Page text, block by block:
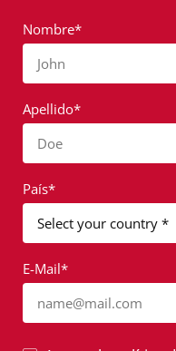
Nombre*
John
Apellido*
Doe
País*
E-Mail*
name@mail.com